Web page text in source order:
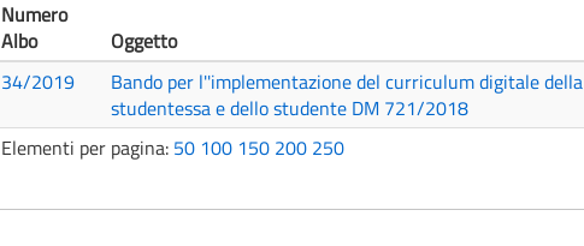
Numero
Albo
Oggetto
34/2019
Bando per l''implementazione del curriculum digitale della
studentessa e dello studente DM 721/2018
Elementi per pagina: 50 100 150 200 250